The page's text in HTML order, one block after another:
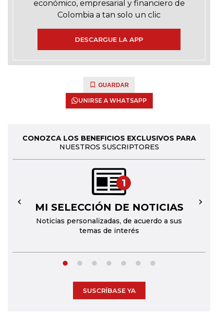
económico, empresarial y financiero de
Colombia a tan solo un clic
DESCARGUE LA APP
GUARDAR
UNIRSE A WHATSAPP
CONOZCA LOS BENEFICIOS EXCLUSIVOS PARA
NUESTROS SUSCRIPTORES
1
MI SELECCIÓN DE NOTICIAS
Noticias personalizadas, de acuerdo a sus
temas de interés
← →
SUSCRÍBASE YA